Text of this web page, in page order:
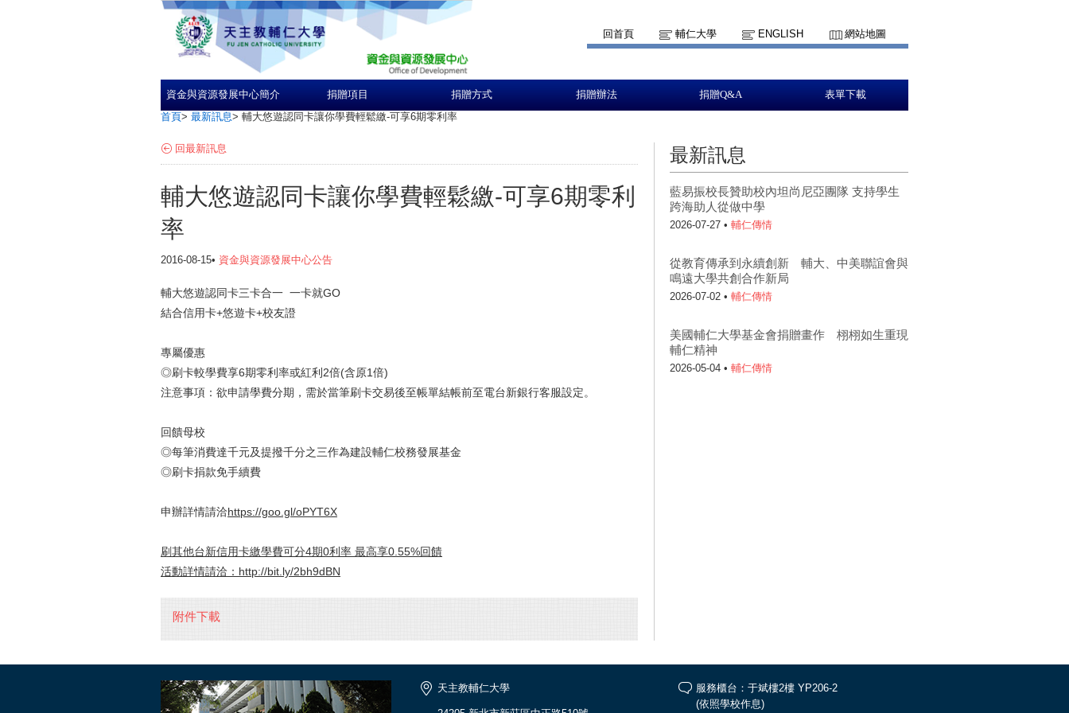
回首頁 輔仁大學 ENGLISH 網站地圖
資金與資源發展中心簡介 捐贈項目 捐贈方式 捐贈辦法 捐贈Q&A 表單下載
首頁> 最新訊息> 輔大悠遊認同卡讓你學費輕鬆繳-可享6期零利率
回最新訊息
輔大悠遊認同卡讓你學費輕鬆繳-可享6期零利
率
2016-08-15• 資金與資源發展中心公告
輔大悠遊認同卡三卡合一 一卡就GO
結合信用卡+悠遊卡+校友證
專屬優惠
◎刷卡較學費享6期零利率或紅利2倍(含原1倍)
注意事項：欲申請學費分期，需於當筆刷卡交易後至帳單結帳前至電台新銀行客服設定。
回饋母校
◎每筆消費達千元及提撥千分之三作為建設輔仁校務發展基金
◎刷卡捐款免手續費
申辦詳情請洽https://goo.gl/oPYT6X
刷其他台新信用卡繳學費可分4期0利率 最高享0.55%回饋
活動詳情請洽： http://bit.ly/2bh9dBN
附件下載
最新訊息
藍易振校長贊助校內坦尚尼亞團隊 支持學生
跨海助人從做中學
2026-07-27 • 輔仁傳情
從教育傳承到永續創新 輔大、中美聯誼會與
鳴遠大學共創合作新局
2026-07-02 • 輔仁傳情
美國輔仁大學基金會捐贈畫作 栩栩如生重現
輔仁精神
2026-05-04 • 輔仁傳情
天主教輔仁大學
服務櫃台：于斌樓2樓 YP206-2
(依照學校作息)